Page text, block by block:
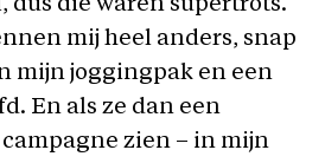
dus die waren supertrots.
mij heel anders, snap
mijn joggingpak en een
En als ze dan een
zien – in mijn